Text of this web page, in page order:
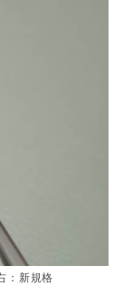
：新規格